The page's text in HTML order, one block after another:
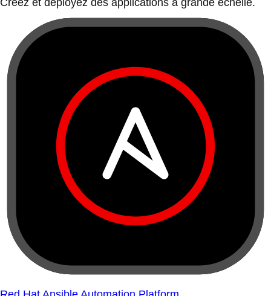
Créez et déployez des applications à grande échelle.